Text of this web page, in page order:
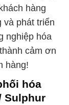
hàng
và phát triển
nghiệp hóa
cảm ơn
hàng!
hóa
Sulphur